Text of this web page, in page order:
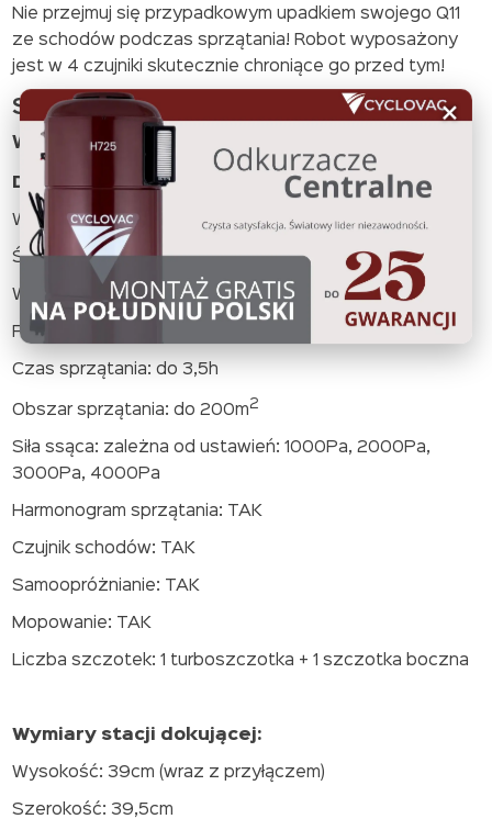
Nie przejmuj się przypadkowym upadkiem swojego Q11
ze schodów podczas sprzątania! Robot wyposażony
jest w 4 czujniki skutecznie chroniące go przed tym!
Skuteczność sprzątania robota Q11
wynosi 91%!*
Dane techniczne:
Wysokość: 8,7cm
Średnica: 33cm
Waga: 3,5kg
Pojemność baterii: 5200mAh
Czas sprzątania: do 3,5h
Obszar sprzątania: do 200m2
Siła ssąca: zależna od ustawień: 1000Pa, 2000Pa,
3000Pa, 4000Pa
Harmonogram sprzątania: TAK
Czujnik schodów: TAK
Samoopróżnianie: TAK
Mopowanie: TAK
Liczba szczotek: 1 turboszczotka + 1 szczotka boczna
Wymiary stacji dokującej:
Wysokość: 39cm (wraz z przyłączem)
Szerokość: 39,5cm
×